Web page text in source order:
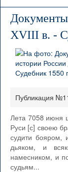
XVIII в. -
Публикация
Лета 7058 июня
Руси [с] своею
судити бояром,
дьяком, и
намесником, и
судьям...